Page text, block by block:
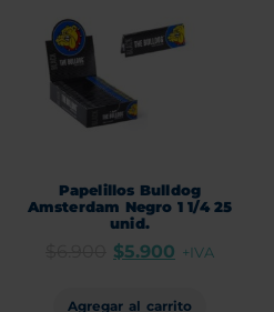
Papelillos Bulldog
Amsterdam Negro 1 1/4 25
unid.
$5.900 +IVA
Agregar al carrito